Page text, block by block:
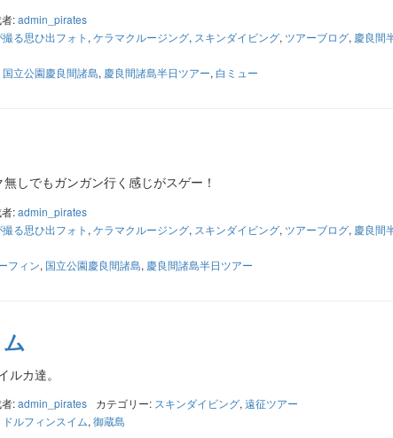
:admin_pirates
る思ひ出フォト , ケラマクルージング, スキンダイビング, ツアーブログ, 慶良間
国立公園慶良間諸島, 慶良間諸島半日ツアー, 白ミュー
無しでもガンガン行く感じがスゲー！
:admin_pirates
る思ひ出フォト , ケラマクルージング, スキンダイビング, ツアーブログ, 慶良間
フィン, 国立公園慶良間諸島, 慶良間諸島半日ツアー
ルカ達。
:admin_pirates カテゴリー: スキンダイビング, 遠征ツアー
ドルフィンスイム, 御蔵島